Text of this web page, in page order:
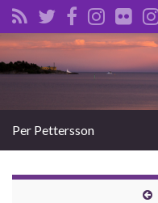
Search for:
Per Pettersson